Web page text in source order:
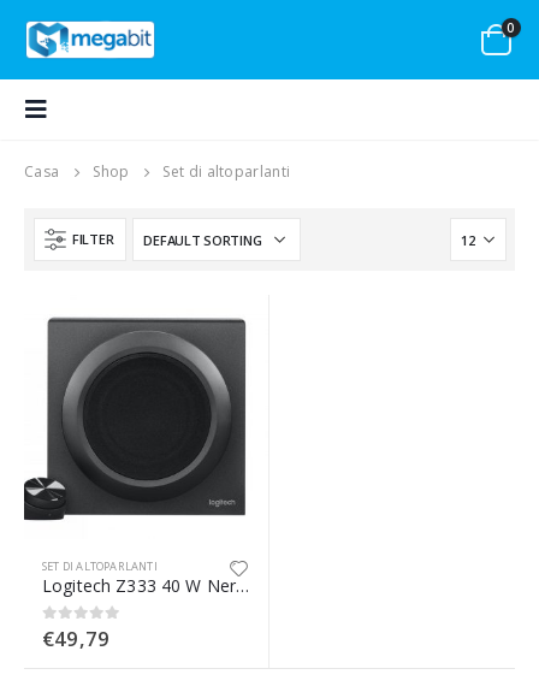
0
Casa Shop Set di altoparlanti
FILTER
SET DI ALTOPARLANTI
Logitech Z333 40 W Nero 2.1 canali
0Su 5
€49,79